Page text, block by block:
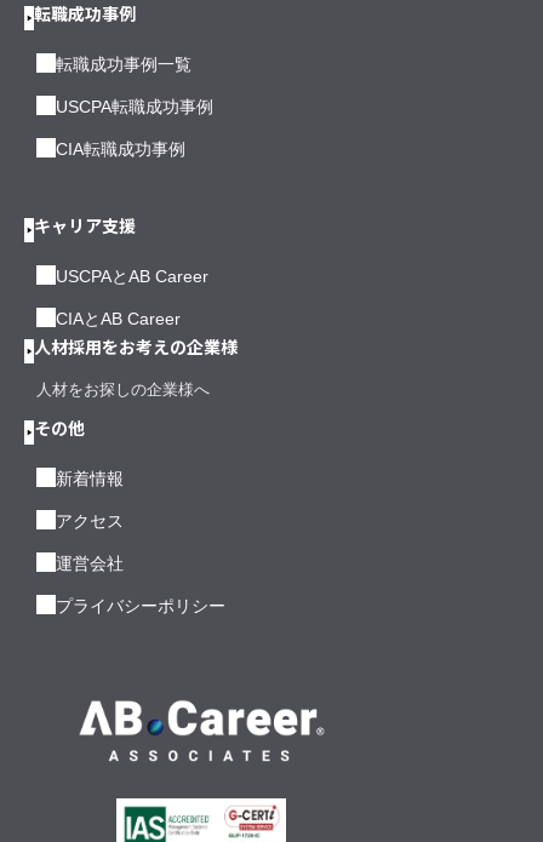
転職成功事例
転職成功事例一覧
USCPA転職成功事例
CIA転職成功事例
キャリア支援
USCPAとAB Career
CIAとAB Career
人材採用をお考えの企業様
人材をお探しの企業様へ
その他
新着情報
アクセス
運営会社
プライバシーポリシー